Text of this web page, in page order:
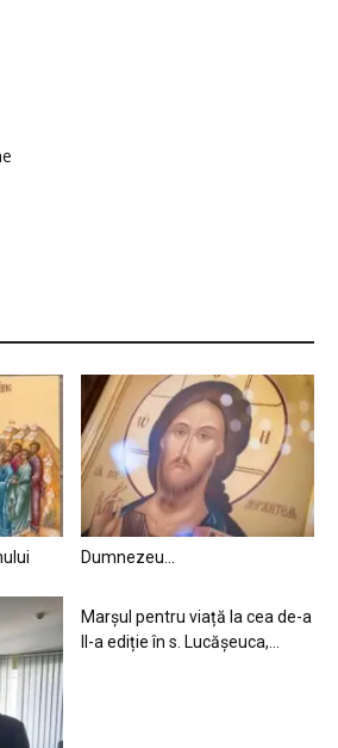
Dumnezeu…
Marșul pentru viață la cea de-a
II-a ediție în s. Lucășeuca,...